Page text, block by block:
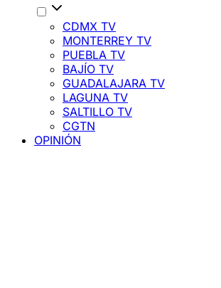
CDMX TV
MONTERREY TV
PUEBLA TV
BAJÍO TV
GUADALAJARA TV
LAGUNA TV
SALTILLO TV
CGTN
OPINIÓN